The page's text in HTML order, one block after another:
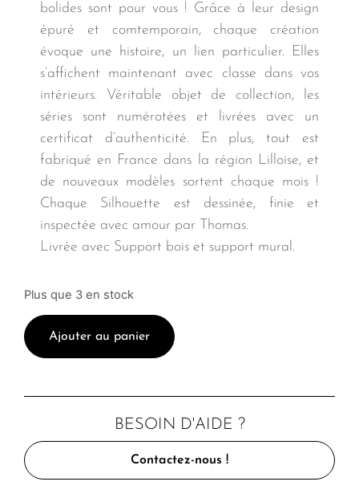
bolides sont pour vous ! Grâce à leur design
épuré et comtemporain, chaque création
évoque une histoire, un lien particulier. Elles
s’affichent maintenant avec classe dans vos
intérieurs. Véritable objet de collection, les
séries sont numérotées et livrées avec un
certificat d’authenticité. En plus, tout est
fabriqué en France dans la région Lilloise, et
de nouveaux modèles sortent chaque mois !
Chaque Silhouette est dessinée, finie et
inspectée avec amour par Thomas.
Livrée avec Support bois et support mural.
Plus que 3 en stock
Ajouter au panier
BESOIN D'AIDE ?
Contactez-nous !